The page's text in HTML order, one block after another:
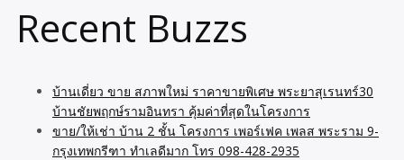
Recent Buzzs
บ้านเดี่ยว ขาย สภาพใหม่ ราคาขายพิเศษ พระยาสุเรนทร์30
บ้านชัยพฤกษ์รามอินทรา คุ้มค่าที่สุดในโครงการ
ขาย/ให้เช่า บ้าน 2 ชั้น โครงการ เพอร์เฟค เพลส พระราม 9-
กรุงเทพกรีฑา ทำเลดีมาก โทร 098-428-2935